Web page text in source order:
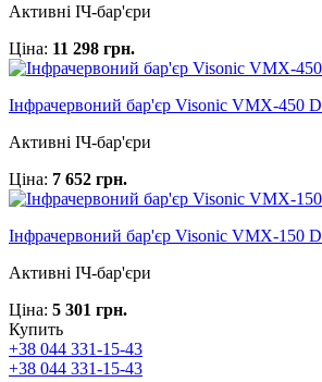
Активні ІЧ-бар'єри
Ціна: 11 298 грн.
Інфрачервоний бар'єр Visonic VMX-450 D
Активні ІЧ-бар'єри
Ціна: 7 652 грн.
Інфрачервоний бар'єр Visonic VMX-150 D
Активні ІЧ-бар'єри
Ціна: 5 301 грн.
Купить
+38 044 331-15-43
+38 044 331-15-43